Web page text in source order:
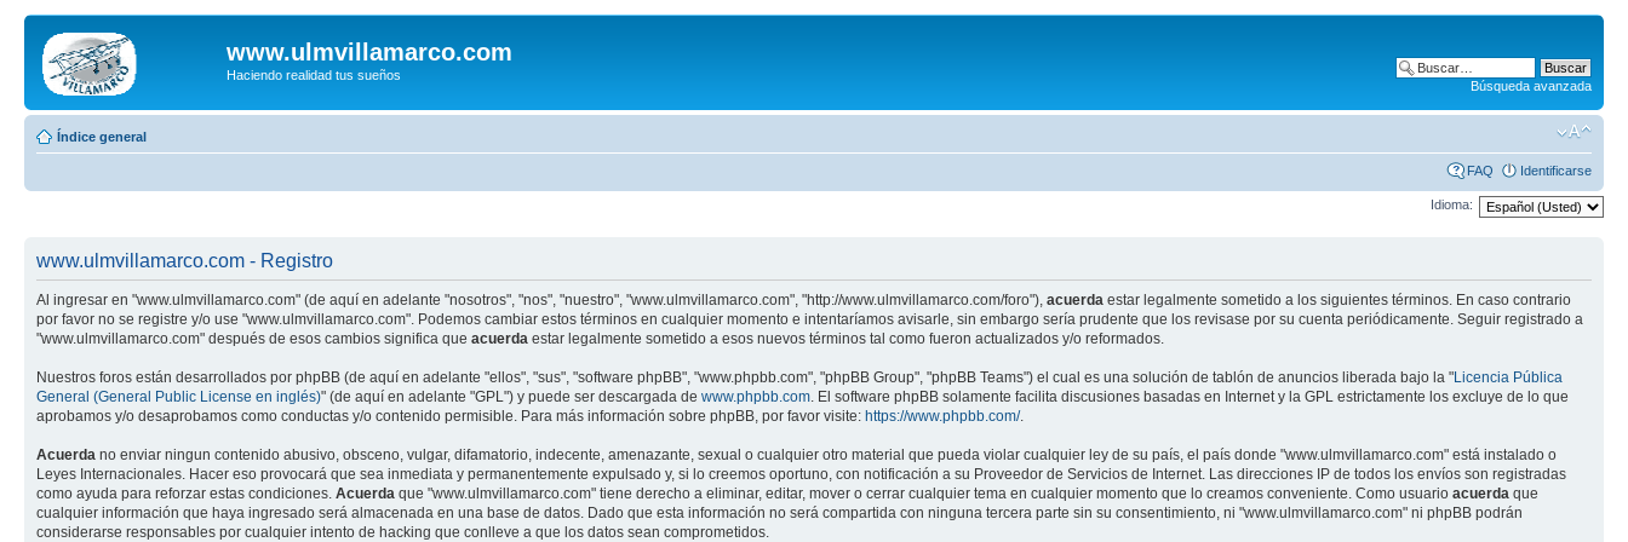
www.ulmvillamarco.com
Haciendo realidad tus sueños
Búsqueda avanzada
Índice general
FAQ Identificarse
Idioma:
www.ulmvillamarco.com - Registro
Al ingresar en "www.ulmvillamarco.com" (de aquí en adelante "nosotros", "nos", "nuestro", "www.ulmvillamarco.com", "http://www.ulmvillamarco.com/foro"), acuerda estar legalmente sometido a los siguientes términos. En caso contrario
por favor no se registre y/o use "www.ulmvillamarco.com". Podemos cambiar estos términos en cualquier momento e intentaríamos avisarle, sin embargo sería prudente que los revisase por su cuenta periódicamente. Seguir registrado a
"www.ulmvillamarco.com" después de esos cambios significa que acuerda estar legalmente sometido a esos nuevos términos tal como fueron actualizados y/o reformados.
Nuestros foros están desarrollados por phpBB (de aquí en adelante "ellos", "sus", "software phpBB", "www.phpbb.com", "phpBB Group", "phpBB Teams") el cual es una solución de tablón de anuncios liberada bajo la "Licencia Pública
General (General Public License en inglés)" (de aquí en adelante "GPL") y puede ser descargada de www.phpbb.com. El software phpBB solamente facilita discusiones basadas en Internet y la GPL estrictamente los excluye de lo que
aprobamos y/o desaprobamos como conductas y/o contenido permisible. Para más información sobre phpBB, por favor visite: https://www.phpbb.com/.
Acuerda no enviar ningun contenido abusivo, obsceno, vulgar, difamatorio, indecente, amenazante, sexual o cualquier otro material que pueda violar cualquier ley de su país, el país donde "www.ulmvillamarco.com" está instalado o
Leyes Internacionales. Hacer eso provocará que sea inmediata y permanentemente expulsado y, si lo creemos oportuno, con notificación a su Proveedor de Servicios de Internet. Las direcciones IP de todos los envíos son registradas
como ayuda para reforzar estas condiciones. Acuerda que "www.ulmvillamarco.com" tiene derecho a eliminar, editar, mover o cerrar cualquier tema en cualquier momento que lo creamos conveniente. Como usuario acuerda que
cualquier información que haya ingresado será almacenada en una base de datos. Dado que esta información no será compartida con ninguna tercera parte sin su consentimiento, ni "www.ulmvillamarco.com" ni phpBB podrán
considerarse responsables por cualquier intento de hacking que conlleve a que los datos sean comprometidos.